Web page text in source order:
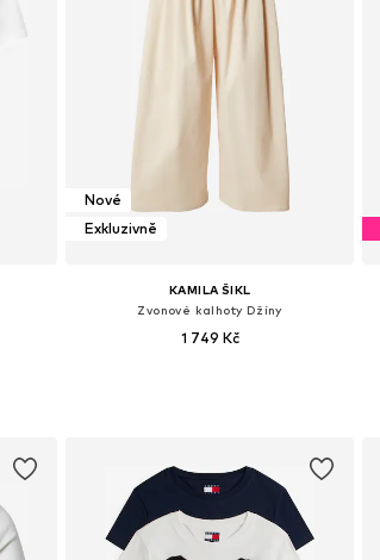
Nové
Exkluzivně
KAMILA ŠIKL
Zvonové kalhoty Džíny
1 749 Kč